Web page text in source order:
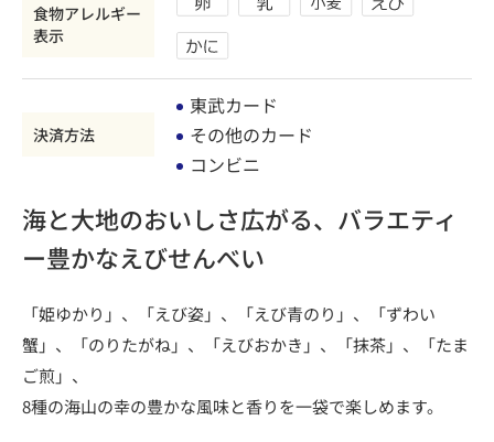
食物アレルギー
表示
決済方法
東武カード
その他のカード
コンビニ
海と大地のおいしさ広がる、バラエティ
ー豊かなえびせんべい
「姫ゆかり」、「えび姿」、「えび青のり」、「ずわい
蟹」、「のりたがね」、「えびおかき」、「抹茶」、「たま
ご煎」、
8種の海山の幸の豊かな風味と香りを一袋で楽しめます。